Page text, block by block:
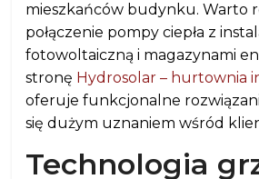
mieszkańców budynku. Warto
połączenie pompy ciepła z
fotowoltaiczną i magazynami
stronę Hydrosolar – hurtownia
oferuje funkcjonalne
się dużym uznaniem wśród
Technologia